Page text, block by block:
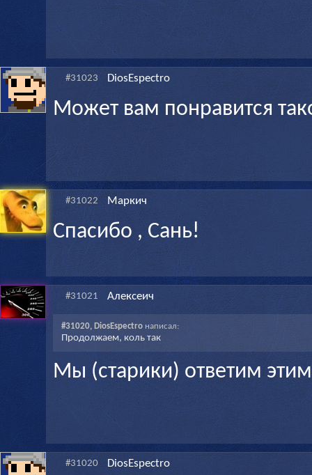
#31023 DiosEspectro
Может вам понравится
#31022 Маркич
Спасибо , Сань!
#31021 Алексеич
#31020, DiosEspectroнаписал:
Продолжаем, коль так
Мы (старики) ответим
#31020 DiosEspectro